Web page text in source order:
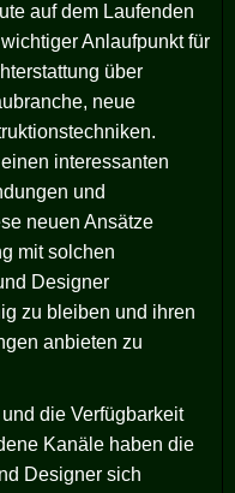
auf dem Laufenden
Anlaufpunkt für
über
neue
interessanten
und
neuen Ansätze
mit solchen
Designer
zu bleiben und ihren
anbieten zu
die Verfügbarkeit
Kanäle haben die
Designer sich